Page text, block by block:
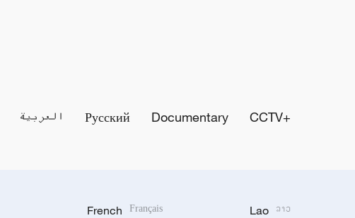
العربية Русский Documentary CCTV+
French Français Lao ລາວ